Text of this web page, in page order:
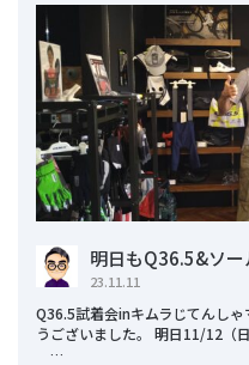
明日もQ36.5&ソー
23.11.11
Q36.5試着会inキムラじてんし
うございました。 明日11/12（
…